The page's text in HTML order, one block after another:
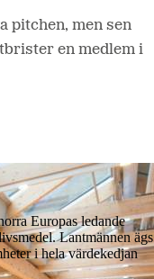
Europas ledande
Lantmännen ägs
i hela värdekedjan
pitchen, men sen
en medlem i